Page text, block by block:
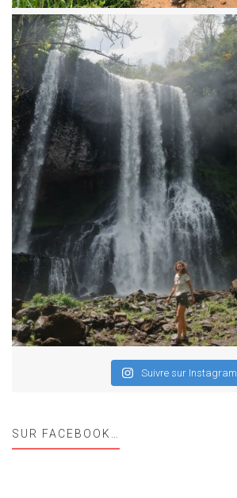
Suivre sur Instagram
SUR FACEBOOK…